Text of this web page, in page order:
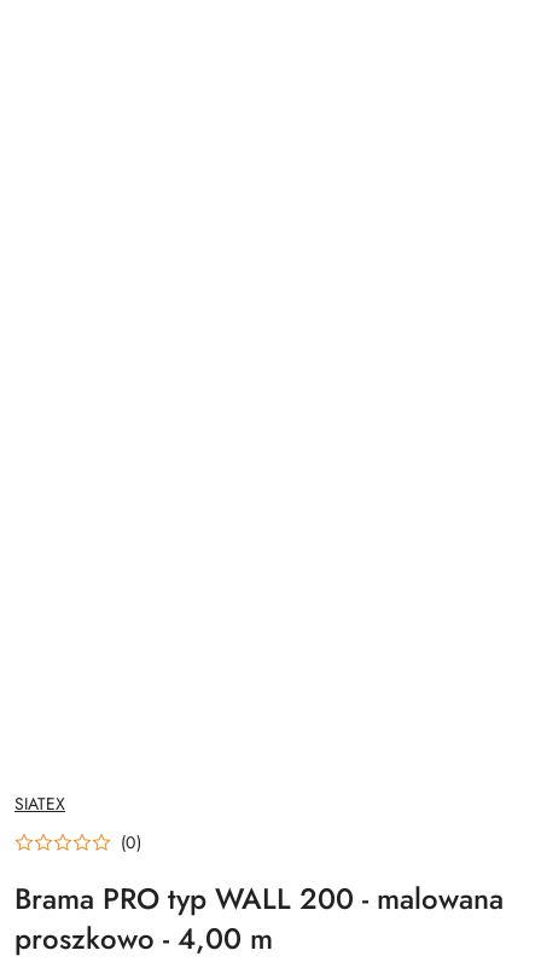
NAZWA
PRODUCENTA:
SIATEX
(0)
Brama PRO typ WALL 200 - malowana
proszkowo - 4,00 m